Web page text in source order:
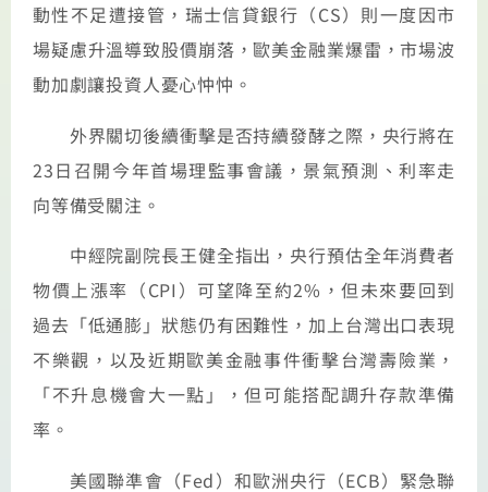
動性不足遭接管，瑞士信貸銀行（CS）則一度因市
場疑慮升溫導致股價崩落，歐美金融業爆雷，市場波
動加劇讓投資人憂心忡忡。
外界關切後續衝擊是否持續發酵之際，央行將在
23日召開今年首場理監事會議，景氣預測、利率走
向等備受關注。
中經院副院長王健全指出，央行預估全年消費者
物價上漲率（CPI）可望降至約2%，但未來要回到
過去「低通膨」狀態仍有困難性，加上台灣出口表現
不樂觀，以及近期歐美金融事件衝擊台灣壽險業，
「不升息機會大一點」，但可能搭配調升存款準備
率。
美國聯準會（Fed）和歐洲央行（ECB）緊急聯